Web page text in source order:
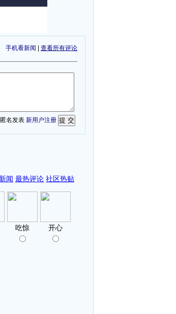
手机看新闻 查看所有评论
匿名发表 新用户注册